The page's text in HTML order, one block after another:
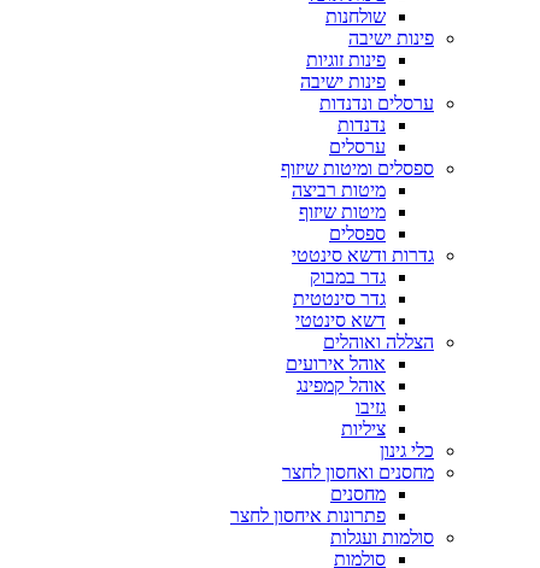
שולחנות
פינות ישיבה
פינות זוגיות
פינות ישיבה
ערסלים ונדנדות
נדנדות
ערסלים
ספסלים ומיטות שיזוף
מיטות רביצה
מיטות שיזוף
ספסלים
גדרות ודשא סינטטי
גדר במבוק
גדר סינטטית
דשא סינטטי
הצללה ואוהלים
אוהל אירועים
אוהל קמפינג
גזיבו
ציליות
כלי גינון
מחסנים ואחסון לחצר
מחסנים
פתרונות איחסון לחצר
סולמות ועגלות
סולמות